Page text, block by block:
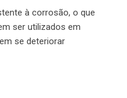
à corrosão, o que
ser utilizados em
se deteriorar